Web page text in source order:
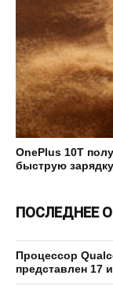
OnePlus 10T
быструю
ПОСЛЕДНЕЕ
Процессор
представлен 17